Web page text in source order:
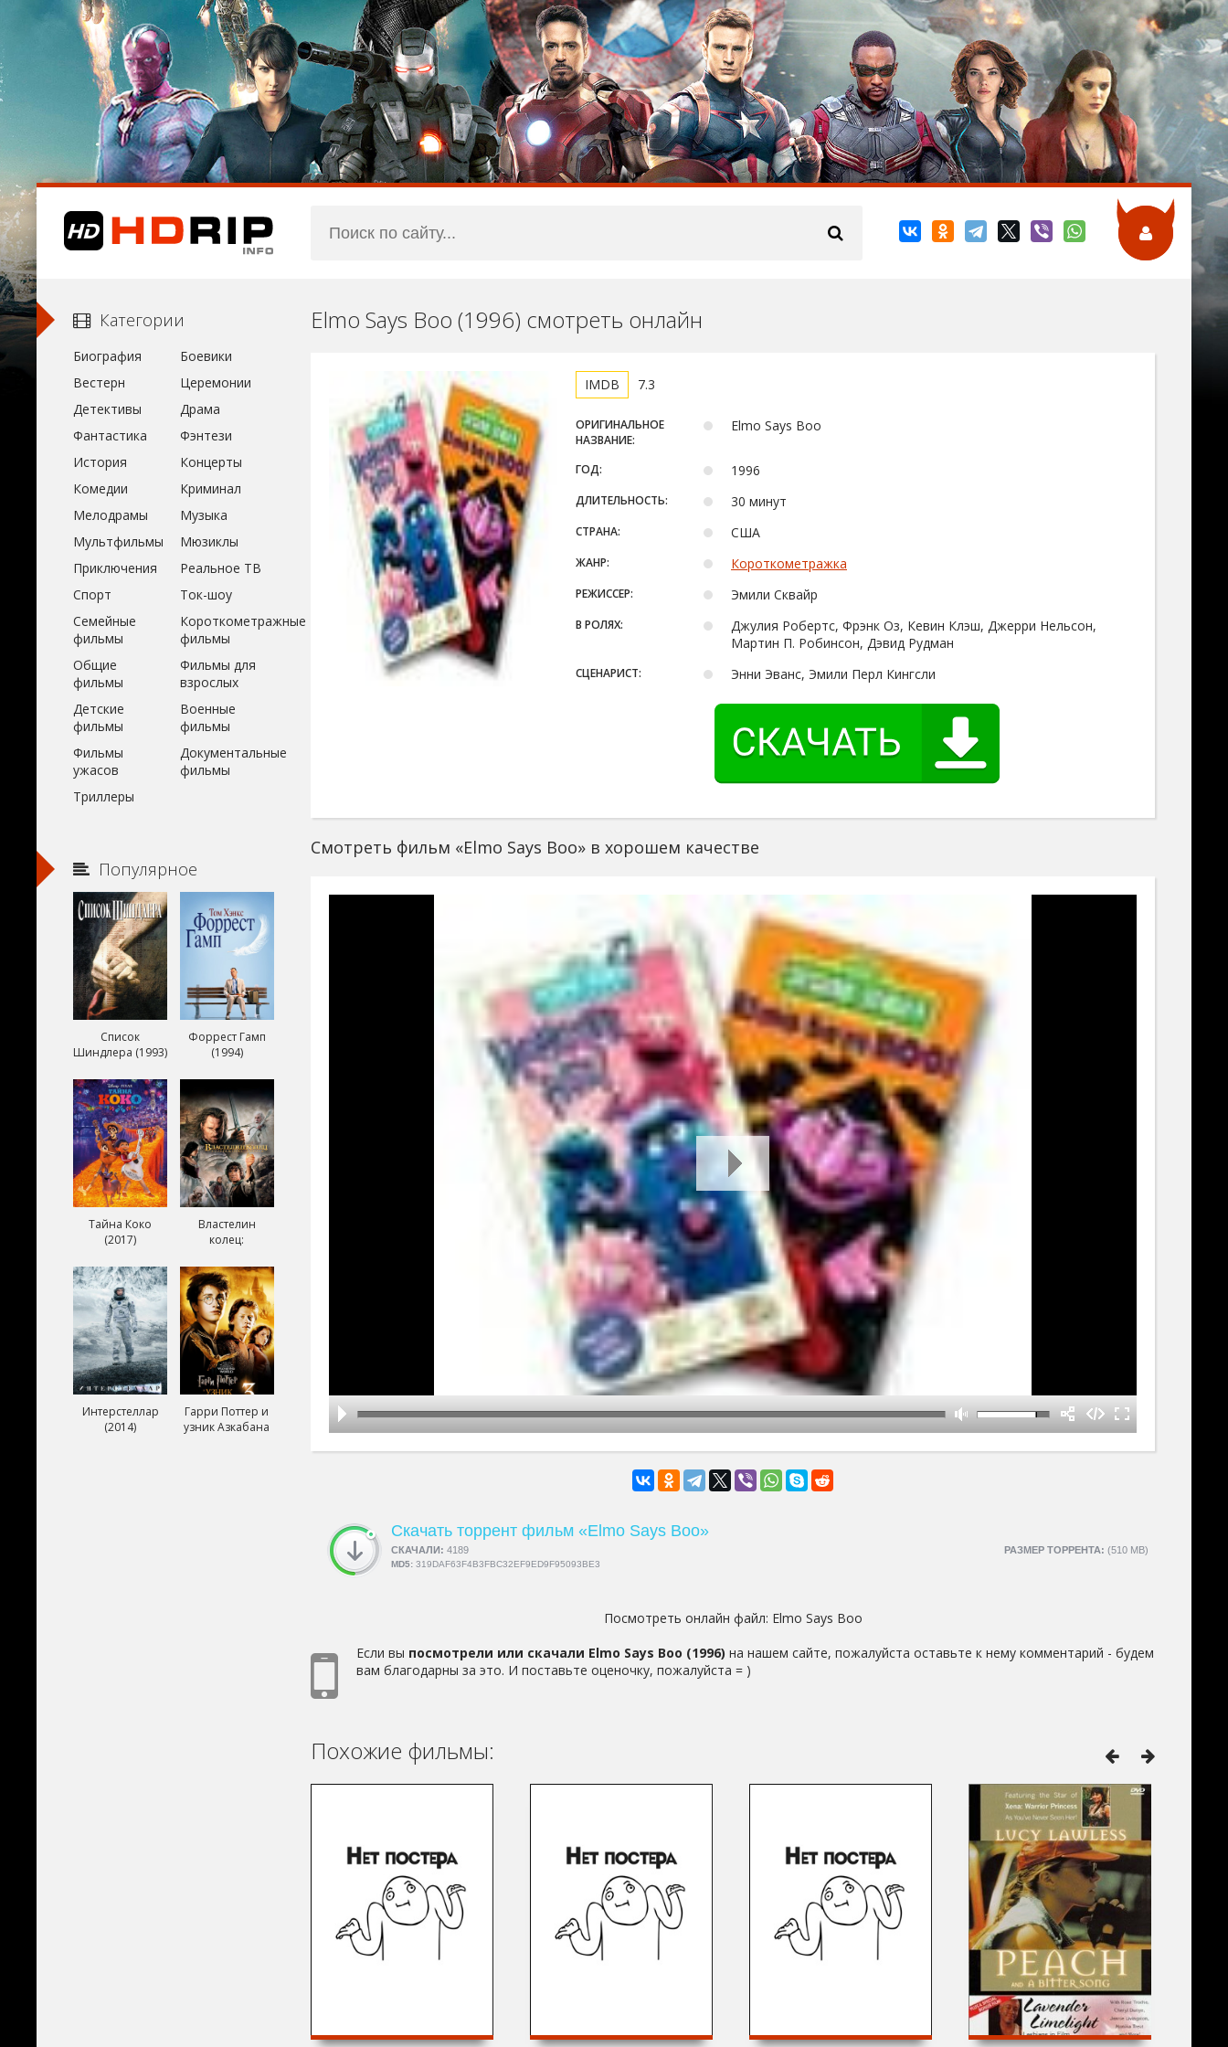
Elmo Says Boo (1996) смотреть онлайн
7.3
ОРИГИНАЛЬНОЕ
НАЗВАНИЕ:
Elmo Says Boo
ГОД: 1996
ДЛИТЕЛЬНОСТЬ: 30 минут
СТРАНА: США
ЖАНР: Короткометражка
РЕЖИССЕР: Эмили Сквайр
В РОЛЯХ:
Джулия Робертс, Фрэнк Оз, Кевин Клэш, Джерри Нельсон,
Мартин П. Робинсон, Дэвид Рудман
СЦЕНАРИСТ: Энни Эванс, Эмили Перл Кингсли
Смотреть фильм «Elmo Says Boo» в хорошем качестве
Скачать торрент фильм «Elmo Says Boo»
РАЗМЕР ТОРРЕНТА: (510 MB)
СКАЧАЛИ: 4189
MD5: 319DAF63F4B3FBC32EF9ED9F95093BE3
Посмотреть онлайн файл: Elmo Says Boo
Если вы посмотрели или скачали Elmo Says Boo (1996) на нашем сайте, пожалуйста оставьте к нему комментарий - будем
вам благодарны за это. И поставьте оценочку, пожалуйста = )
Похожие фильмы:
Категории
Биография
Боевики
Вестерн
Церемонии
Детективы
Драма
Фантастика
Фэнтези
История
Концерты
Комедии
Криминал
Мелодрамы
Музыка
Мультфильмы
Мюзиклы
Приключения
Реальное ТВ
Спорт
Ток-шоу
Семейные
фильмы
Короткометражные
фильмы
Общие
фильмы
Фильмы для
взрослых
Детские
фильмы
Военные
фильмы
Фильмы
ужасов
Документальные
фильмы
Триллеры
Популярное
Список
Шиндлера (1993)
Форрест Гамп
(1994)
Тайна Коко
(2017)
Властелин
колец:
короля (2003)
Интерстеллар
(2014)
Гарри Поттер и
узник Азкабана